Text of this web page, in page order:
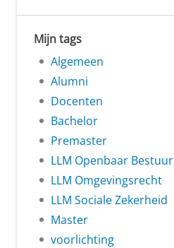
Mijn tags
Algemeen
Alumni
Docenten
Bachelor
Premaster
LLM Openbaar Bestuur
LLM Omgevingsrecht
LLM Sociale Zekerheid
Master
voorlichting